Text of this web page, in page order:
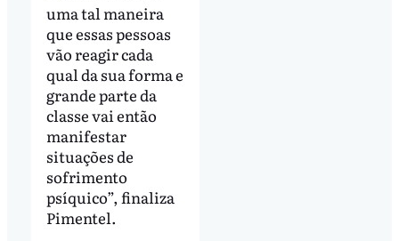
uma tal maneira
que essas pessoas
vão reagir cada
qual da sua forma e
grande parte da
classe vai então
manifestar
situações de
sofrimento
psíquico”, finaliza
Pimentel.